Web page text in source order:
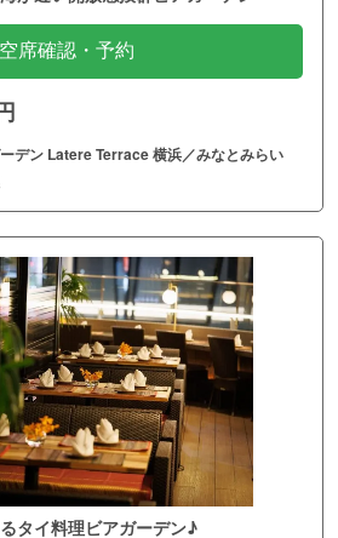
空席確認・予約
デン Latere Terrace 横浜／みなとみらい
タイ料理ビアガーデン♪